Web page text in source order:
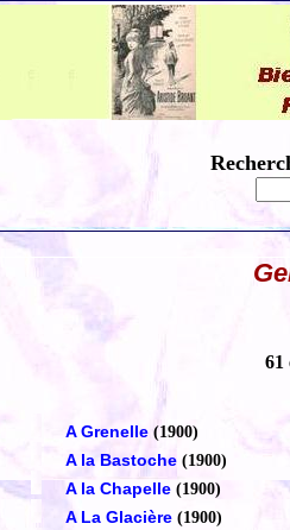
61
A Grenelle (1900)
A la Bastoche (1900)
A la Chapelle (1900)
A La Glacière (1900)